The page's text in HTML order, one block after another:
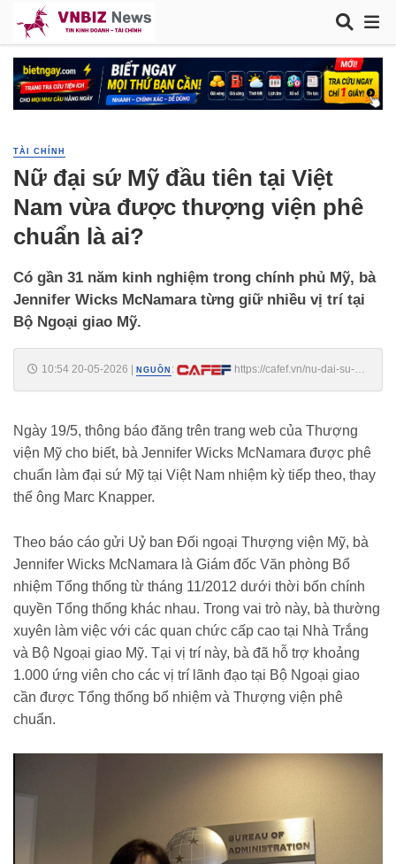
TÀI CHÍNH
Nữ đại sứ Mỹ đầu tiên tại Việt
Nam vừa được thượng viện phê
chuẩn là ai?
Có gần 31 năm kinh nghiệm trong chính phủ Mỹ, bà
Jennifer Wicks McNamara từng giữ nhiều vị trí tại
Bộ Ngoại giao Mỹ.
10:54 20-05-2026 NGUỒN :
https://cafef.vn/nu-dai-su-
Ngày 19/5, thông báo đăng trên trang web của Thượng
viện Mỹ cho biết, bà Jennifer Wicks McNamara được phê
chuẩn làm đại sứ Mỹ tại Việt Nam nhiệm kỳ tiếp theo, thay
thế ông Marc Knapper.
Theo báo cáo gửi Uỷ ban Đối ngoại Thượng viện Mỹ, bà
Jennifer Wicks McNamara là Giám đốc Văn phòng Bổ
nhiệm Tổng thống từ tháng 11/2012 dưới thời bốn chính
quyền Tổng thống khác nhau. Trong vai trò này, bà thường
xuyên làm việc với các quan chức cấp cao tại Nhà Trắng
và Bộ Ngoại giao Mỹ. Tại vị trí này, bà đã hỗ trợ khoảng
1.000 ứng viên cho các vị trí lãnh đạo tại Bộ Ngoại giao
cần được Tổng thống bổ nhiệm và Thượng viện phê
chuẩn.